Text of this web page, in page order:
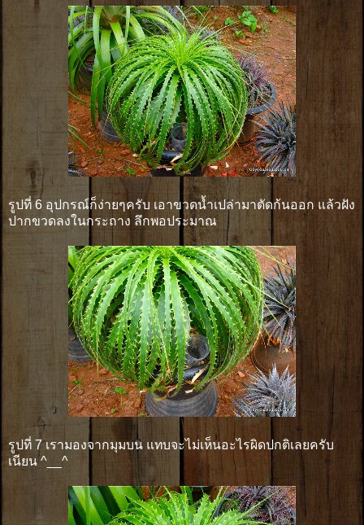
รูปที่ 6 อุปกรณ์ก็ง่ายๆครับ เอาขวดน้ำเปล่ามาตัดก้นออก แล้วฝัง
ปากขวดลงในกระถาง ลึกพอประมาณ
รูปที่ 7 เรามองจากมุมบน แทบจะไม่เห็นอะไรผิดปกติเลยครับ
เนียน ^__^